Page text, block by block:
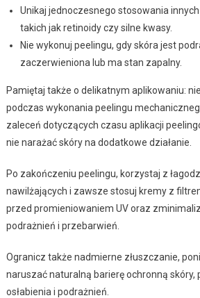
Unikaj jednoczesnego stosowania
takich jak retinoidy czy silne kwasy.
Nie wykonuj peelingu, gdy skóra jest
zaczerwieniona lub ma stan zapalny.
Pamiętaj także o delikatnym aplikowaniu:
podczas wykonania peelingu
zaleceń dotyczących czasu aplikacji
nie narażać skóry na dodatkowe działanie.
Po zakończeniu peelingu, korzystaj z
nawilżających i zawsze stosuj kremy z
przed promieniowaniem UV oraz
podrażnień i przebarwień.
Ogranicz także nadmierne złuszczanie,
naruszać naturalną barierę ochronną skóry,
osłabienia i podrażnień.